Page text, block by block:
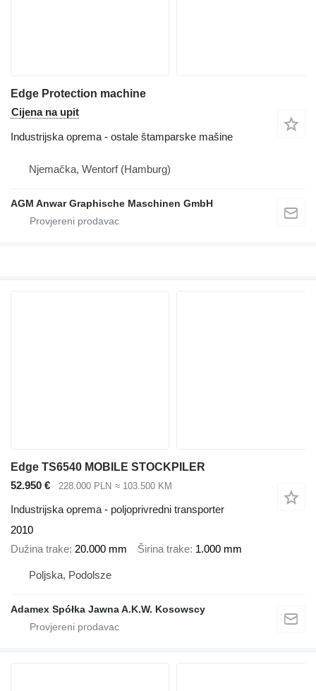
Edge Protection machine
Cijena na upit
Industrijska oprema - ostale štamparske mašine
Njemačka, Wentorf (Hamburg)
AGM Anwar Graphische Maschinen GmbH
Edge TS6540 MOBILE STOCKPILER
52.950 €
228.000 PLN ≈ 103.500 KM
Industrijska oprema - poljoprivredni transporter
2010
Dužina trake 20.000 mm Širina trake 1.000 mm
Poljska, Podolsze
Adamex Spółka Jawna A.K.W. Kosowscy